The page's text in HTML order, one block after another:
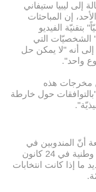
إلى ليبيا ستيفاني
إن المباحثات
بتقنيّة الفيديو
الشخصيّات التي
أنه "لا يمكن حل
واحد".
مخرجات هذه
حول خارطة
أنّ المندوبين في
تونس وافقوا على إجراء انتخابات وطنية في 24 كانون
دون تحديد ما إذا كانت انتخابات